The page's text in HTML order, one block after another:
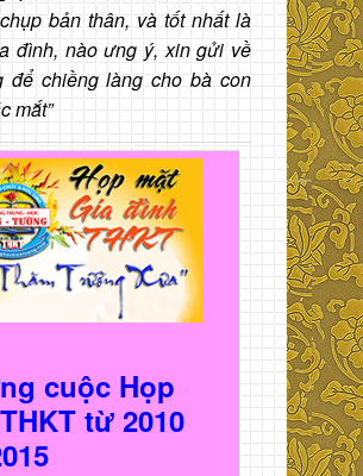
bản thân, và tốt nhất là
đình, nào ưng ý, xin gửi về
để chiềng làng cho bà con
mắt”
cuộc Họp
từ 2010